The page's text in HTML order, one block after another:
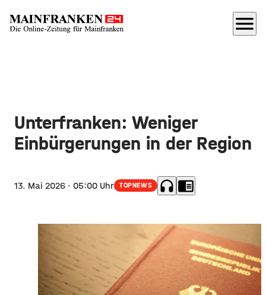
menu
Unterfranken: Weniger
Einbürgerungen in der Region
13. Mai 2026 · 05:00 Uhr TOPNEWS headphones chrome_reader_mode